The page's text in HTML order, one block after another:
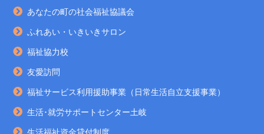
あなたの町の社会福祉協議会
ふれあい・いきいきサロン
福祉協力校
友愛訪問
福祉サービス利用援助事業（日常生活自立支援事業）
生活･就労サポートセンター土岐
生活福祉資金貸付制度